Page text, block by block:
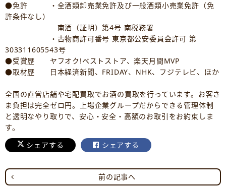
●免許 ・全酒類卸売業免許及び一般酒類小売業免許（免
許条件なし）
南酒（証明）第4号 南税務署
・古物商許可番号 東京都公安委員会許可 第
303311605543号
●受賞歴 ヤフオク!ベストストア、楽天月間MVP
●取材歴 日本経済新聞、FRIDAY、NHK、フジテレビ、ほか
全国の直営店舗や宅配買取でお酒の買取を行っています。お客さ
ま負担は完全ゼロ円。上場企業グループだからできる管理体制
と透明なやり取りで、安心・安全・高額のお取引をお約束しま
す。
シェアする
シェアする
前の記事へ